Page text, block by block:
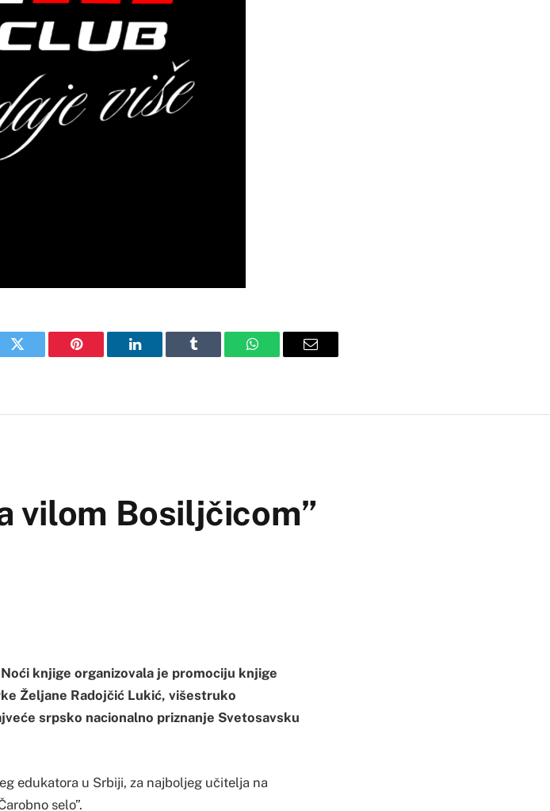
Twitter Pinterest LinkedIn Tumblr WhatsAppEmail
vilom Bosiljčicom”
knjige organizovala je promociju knjige
Željane Radojčić Lukić, višestruko
srpsko nacionalno priznanje Svetosavsku
edukatora u Srbiji, za najboljeg učitelja na
selo”.